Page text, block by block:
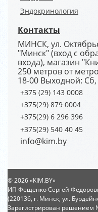
Эндокринология
Контакты
МИНСК, ул.
"Минск" (вход с
входа), магазин
250 метров от
18-00 Выходной: Сб,
+375 (29) 143 0008
+375(29) 879 0004
+375(29) 6 296 396
+375(29) 540 40 45
info@kim.by
© 2026 «KIM.BY»
ИП Фещенко Сергей
(220136, г. Минск, ул.
Зарегистрирован решением